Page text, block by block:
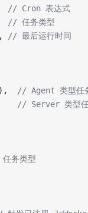
// Cron 表达式
// 任务类型
// 最后运行时间
),
// Agent 类型任
// Server 类型
务类型